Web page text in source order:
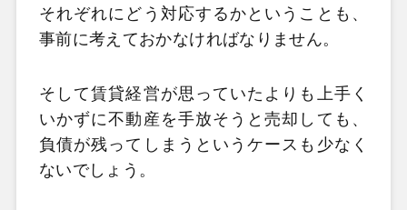
それぞれにどう対応するかということも、
事前に考えておかなければなりません。
そして賃貸経営が思っていたよりも上手く
いかずに不動産を手放そうと売却しても、
負債が残ってしまうというケースも少なく
ないでしょう。